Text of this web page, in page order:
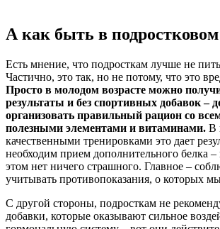
А как быть в подростковом
Есть мнение, что подросткам лучше не
Частично, это так, но не потому, что это
Просто в молодом возрасте можно
результаты и без спортивных добавок –
организовать правильный рацион со
полезными элементами и витаминами. В
качественными тренировками это дает
необходим прием дополнительного белка
этом нет ничего страшного. Главное –
учитывать противопоказания, о которых
С другой стороны, подросткам не
добавки, которые оказывают сильное